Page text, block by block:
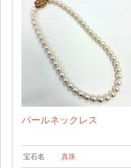
パールネックレス
宝石名 真珠